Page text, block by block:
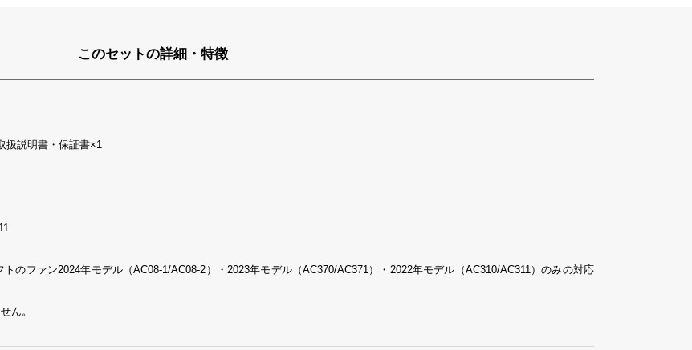
このセットの詳細・特徴
扱説明書・保証書×1
のファン2024年モデル（AC08-1/AC08-2）・2023年モデル（AC370/AC371）・2022年モデル（AC310/AC311）のみの対応
ん。